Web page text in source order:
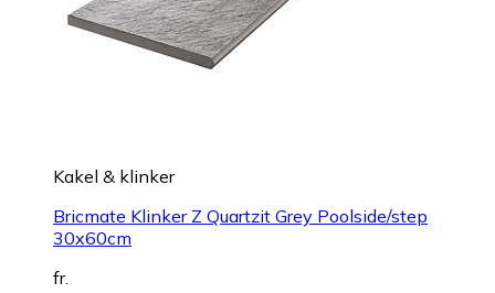
Kakel & klinker
Bricmate Klinker Z Quartzit Grey Poolside/step
30x60cm
fr.